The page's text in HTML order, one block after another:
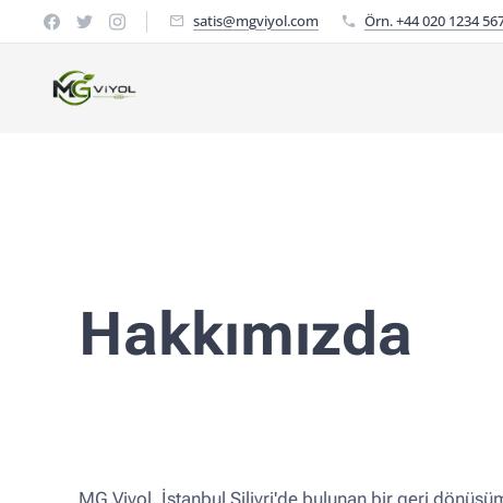
satis@mgviyol.com Örn. +44 020 1234
Hakkımızda